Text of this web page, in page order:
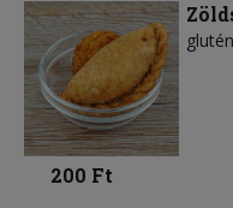
200 Ft